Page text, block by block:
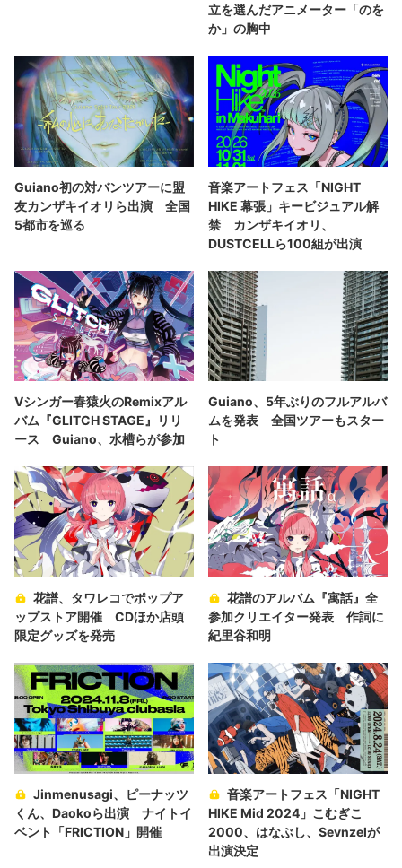
立を選んだアニメーター「のを
か」の胸中
Guiano初の対バンツアーに盟
友カンザキイオリら出演 全国
5都市を巡る
音楽アートフェス「NIGHT
HIKE 幕張」キービジュアル解
禁 カンザキイオリ、
DUSTCELLら100組が出演
Vシンガー春猿火のRemixアル
バム『GLITCH STAGE』リリ
ース Guiano、水槽らが参加
Guiano、5年ぶりのフルアルバ
ムを発表 全国ツアーもスター
ト
花譜、タワレコでポップア
ップストア開催 CDほか店頭
限定グッズを発売
花譜のアルバム『寓話』全
参加クリエイター発表 作詞に
紀里谷和明
Jinmenusagi、ピーナッツ
くん、Daokoら出演 ナイトイ
ベント「FRICTION」開催
音楽アートフェス「NIGHT
HIKE Mid 2024」こむぎこ
2000、はなぶし、Sevnzelが
出演決定